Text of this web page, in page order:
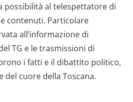
possibilità al telespettatore di
contenuti. Particolare
all’informazione di
TG e le trasmissioni di
i fatti e il dibattito politico,
del cuore della Toscana.